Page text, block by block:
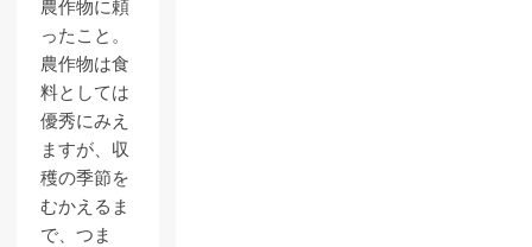
農作物に頼
ったこと。
農作物は食
料としては
優秀にみえ
ますが、収
穫の季節を
むかえるま
で、つま